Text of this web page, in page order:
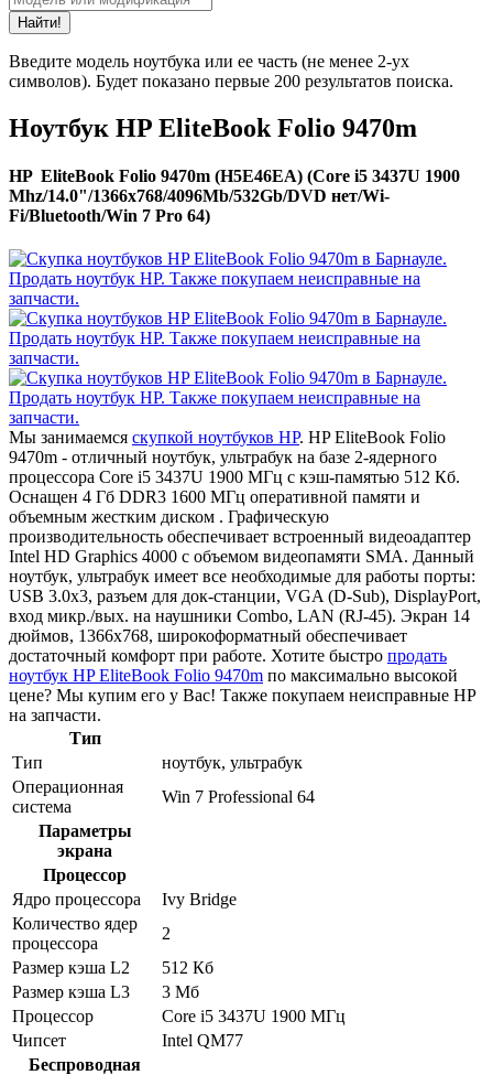
Найти!
Введите модель ноутбука или ее часть (не менее 2-ух
символов). Будет показано первые 200 результатов поиска.
Ноутбук HP EliteBook Folio 9470m
HP EliteBook Folio 9470m (H5E46EA) (Core i5 3437U 1900
Mhz/14.0"/1366x768/4096Mb/532Gb/DVD нет/Wi-
Fi/Bluetooth/Win 7 Pro 64)
Мы занимаемся скупкой ноутбуков HP. HP EliteBook Folio
9470m - отличный ноутбук, ультрабук на базе 2-ядерного
процессора Core i5 3437U 1900 МГц с кэш-памятью 512 Кб.
Оснащен 4 Гб DDR3 1600 МГц оперативной памяти и
объемным жестким диском . Графическую
производительность обеспечивает встроенный видеоадаптер
Intel HD Graphics 4000 с объемом видеопамяти SMA. Данный
ноутбук, ультрабук имеет все необходимые для работы порты:
USB 3.0x3, разъем для док-станции, VGA (D-Sub), DisplayPort,
вход микр./вых. на наушники Combo, LAN (RJ-45). Экран 14
дюймов, 1366x768, широкоформатный обеспечивает
достаточный комфорт при работе. Хотите быстро продать
ноутбук HP EliteBook Folio 9470m по максимально высокой
цене? Мы купим его у Вас! Также покупаем неисправные HP
на запчасти.
Тип
Тип
ноутбук, ультрабук
Операционная
система
Win 7 Professional 64
Параметры
экрана
Процессор
Ядро процессора
Ivy Bridge
Количество ядер
процессора
2
Размер кэша L2
512 Кб
Размер кэша L3
3 Мб
Процессор
Core i5 3437U 1900 МГц
Чипсет
Intel QM77
Беспроводная